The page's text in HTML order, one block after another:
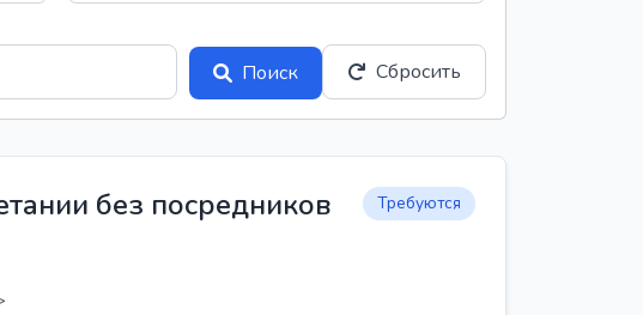
Поиск
Сбросить
без посредников Требуются